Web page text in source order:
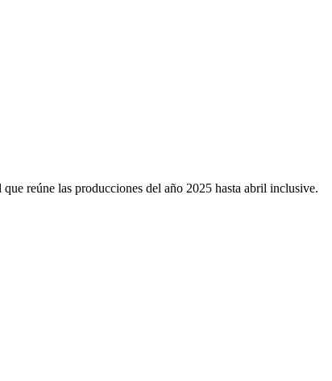
reúne las producciones del año 2025 hasta abril inclusive.